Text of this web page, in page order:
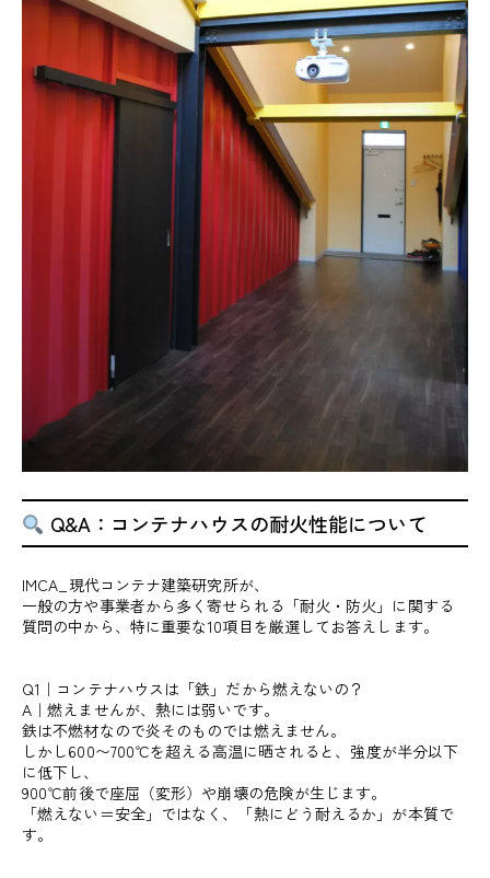
Q&A：コンテナハウスの耐火性能について
IMCA_現代コンテナ建築研究所が、
一般の方や事業者から多く寄せられる「耐火・防火」に関する
質問の中から、特に重要な10項目を厳選してお答えします。
Q1｜コンテナハウスは「鉄」だから燃えないの？
A｜燃えませんが、熱には弱いです。
鉄は不燃材なので炎そのものでは燃えません。
しかし600〜700℃を超える高温に晒されると、強度が半分以下
に低下し、
900℃前後で座屈（変形）や崩壊の危険が生じます。
「燃えない＝安全」ではなく、「熱にどう耐えるか」が本質で
す。